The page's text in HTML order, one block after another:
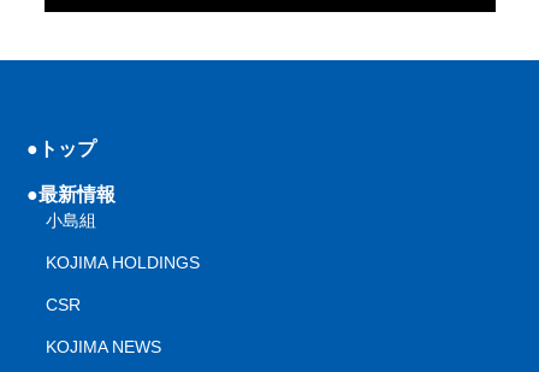
●トップ
●最新情報
小島組
KOJIMA HOLDINGS
CSR
KOJIMA NEWS